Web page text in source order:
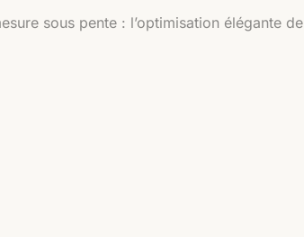
sous pente : l’optimisation élégante de